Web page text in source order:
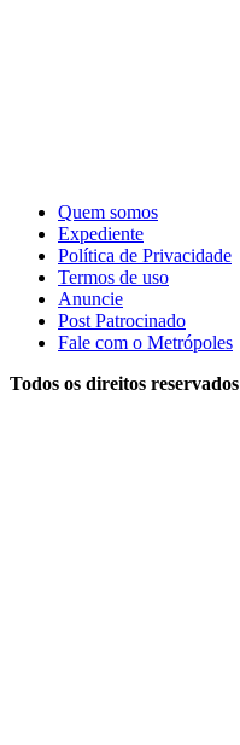
Quem somos
Expediente
Política de Privacidade
Termos de uso
Anuncie
Post Patrocinado
Fale com o Metrópoles
Todos os direitos reservados